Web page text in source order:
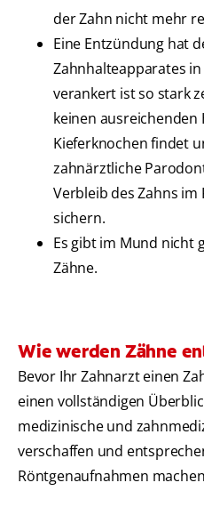
der Zahn nicht mehr
Eine Entzündung hat
Zahnhalteapparates
verankert ist so stark
keinen ausreichenden
Kieferknochen findet
zahnärztliche
Verbleib des Zahns
sichern.
Es gibt im Mund nicht
Zähne.
Wie werden Zähne
Bevor Ihr Zahnarzt einen
einen vollständigen
medizinische und
verschaffen und
Röntgenaufnahmen